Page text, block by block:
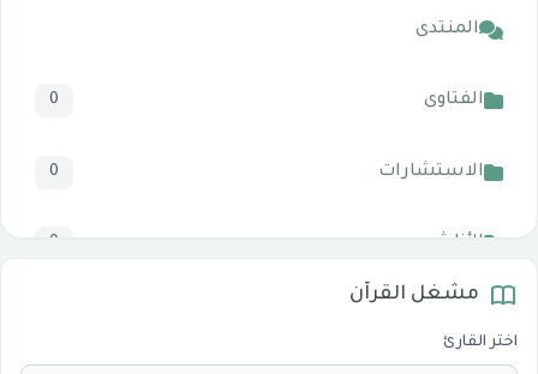
المنتدى
الفتاوى 0
الاستشارات 0
الأناشيد 0
مشغل القرآن
اختر القارئ